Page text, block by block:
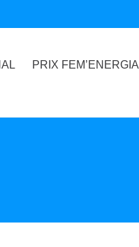
PRIX FEM’ENERGIA